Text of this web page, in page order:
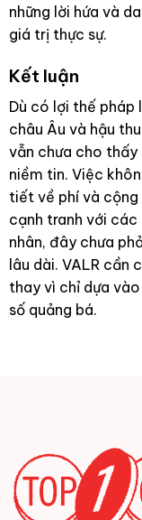
những lời hứa và
giá trị thực sự.
Kết luận
Dù có lợi thế pháp
châu Âu và hậu
vẫn chưa cho
niềm tin. Việc
tiết về phí và cộng
cạnh tranh với
nhân, đây chưa
lâu dài. VALR cần
thay vì chỉ dựa
số quảng bá.